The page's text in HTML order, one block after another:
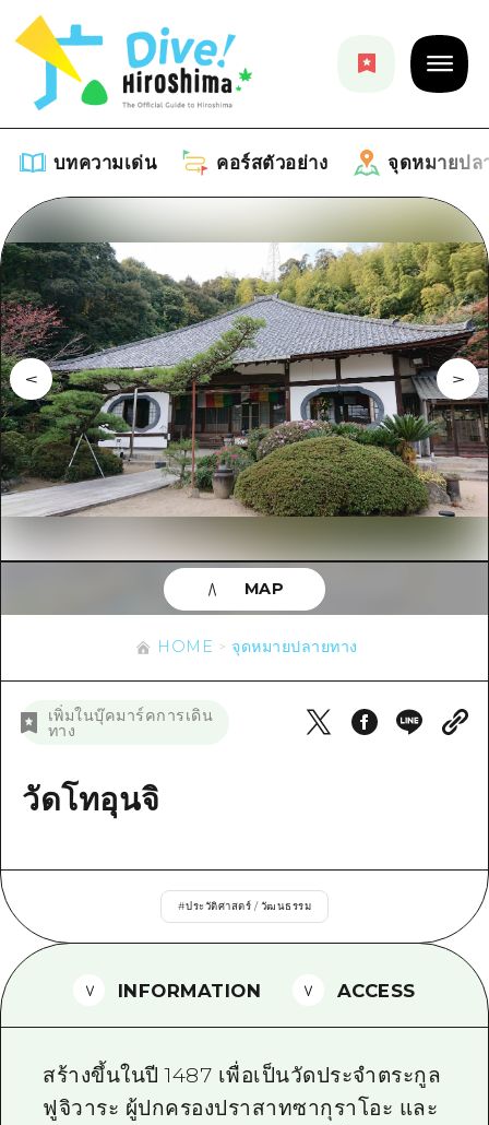
บทความเด่น คอร์สตัวอย่าง จุดหมายปล
บทความเด่น
รายการ
คำแนะนำ
ศิลปะ
งานอีเว้นท์ / เทศกาล
อาหารรสเลิศ / สุรา
ช้อปปิ้ง
กีฬา
สถานบันเทิงยามค่ำคืน
มาตรฐาน
การรักษา
ธรรมชาติ
คอร์สตัวอย่าง
รายการ
คู่มือ Dive! Hiroshima
ฮิโรชิม่า โมชิ โมชิ ทราเวล
บริเวณรอบเมืองฮิโรชิม่า
อากิ
บิงโก
บริเวณรอบๆ มิยาจิมะ
จุดหมายปลายทาง
รายการ
บริเวณรอบเมืองฮิโรชิม่า
อากิ
บิงโก
บิโฮคุ
เกโฮคุ
จังหวัดเอฮิเมะ
อีเว้นท์
ข้อมูลตามฤดูกาล
ข้อมูลที่เป็นประโยชน์
รายการ
เข้าถึงเข้าถึง
สรุปการจราจรรอง
ตั๋วเที่ยวคุ้มค่าตั๋วเที่ยวคุ้มค่า
ฮิโรชิม่า ฟรี Wi-Fi
วิดีโอฮิโรชิม่า
คำถามที่พบบ่อย
ข่าว
HOME จุดหมายปลายทาง
เพิ่มในบุ๊คมาร์คการเดิน
ทาง
วัดโทอุนจิ
#ประวัติศาสตร์ / วัฒนธรรม
MAP
INFORMATION ACCESS
สร้างขึ้นในปี 1487 เพื่อเป็นวัดประจำตระกูล
ฟูจิวาระ ผู้ปกครองปราสาทซากุราโอะ และ